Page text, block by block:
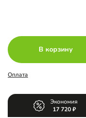
В корзину
Оплата
Экономия
17 720